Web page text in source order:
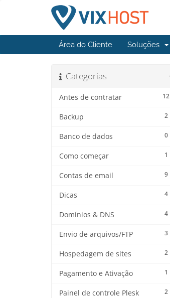
Área do Cliente Soluções
Categorias
12
Antes de contratar
2
Backup
0
Banco de dados
1
Como começar
9
Contas de email
4
Dicas
4
Domínios & DNS
3
Envio de arquivos/FTP
2
Hospedagem de sites
1
Pagamento e Ativação
2
Painel de controle Plesk